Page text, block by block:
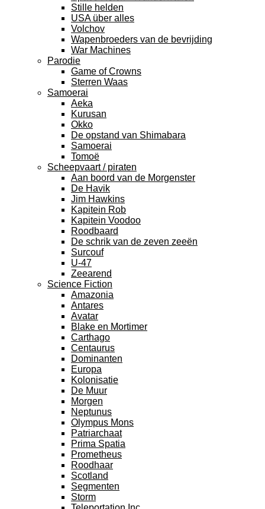
Stille helden
USA über alles
Volchov
Wapenbroeders van de bevrijding
War Machines
Parodie
Game of Crowns
Sterren Waas
Samoerai
Aeka
Kurusan
Okko
De opstand van Shimabara
Samoerai
Tomoë
Scheepvaart / piraten
Aan boord van de Morgenster
De Havik
Jim Hawkins
Kapitein Rob
Kapitein Voodoo
Roodbaard
De schrik van de zeven zeeën
Surcouf
U-47
Zeearend
Science Fiction
Amazonia
Antares
Avatar
Blake en Mortimer
Carthago
Centaurus
Dominanten
Europa
Kolonisatie
De Muur
Morgen
Neptunus
Olympus Mons
Patriarchaat
Prima Spatia
Prometheus
Roodhaar
Scotland
Segmenten
Storm